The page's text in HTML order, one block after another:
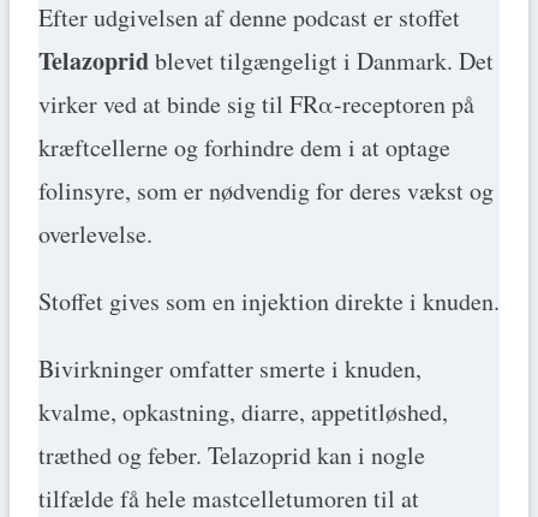
Efter udgivelsen af denne podcast er stoffet
Telazopridblevet tilgængeligt i Danmark. Det
virker ved at binde sig til FRα-receptoren på
kræftcellerne og forhindre dem i at optage
folinsyre, som er nødvendig for deres vækst og
overlevelse.
Stoffet gives som en injektion direkte i knuden.
Bivirkninger omfatter smerte i knuden,
kvalme, opkastning, diarre, appetitløshed,
træthed og feber. Telazoprid kan i nogle
tilfælde få hele mastcelletumoren til at